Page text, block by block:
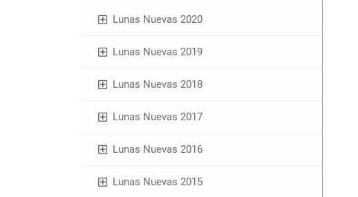
Lunas Nuevas 2020
Lunas Nuevas 2019
Lunas Nuevas 2018
Lunas Nuevas 2017
Lunas Nuevas 2016
Lunas Nuevas 2015